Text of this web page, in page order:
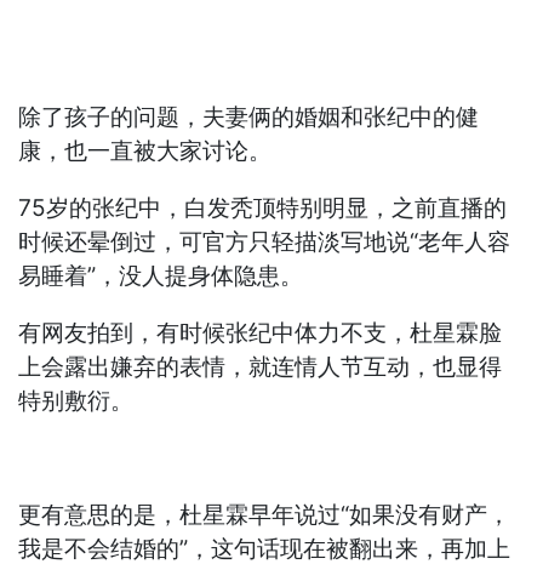
除了孩子的问题，夫妻俩的婚姻和张纪中的健
康，也一直被大家讨论。
75岁的张纪中，白发秃顶特别明显，之前直播的
时候还晕倒过，可官方只轻描淡写地说“老年人容
易睡着”，没人提身体隐患。
有网友拍到，有时候张纪中体力不支，杜星霖脸
上会露出嫌弃的表情，就连情人节互动，也显得
特别敷衍。
更有意思的是，杜星霖早年说过“如果没有财产，
我是不会结婚的”，这句话现在被翻出来，再加上